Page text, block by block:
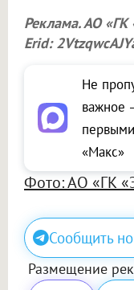
Реклама. АО
Erid:
Не
важное
«Макс»
Фото: АО «ГК
Сообщить
Размещение